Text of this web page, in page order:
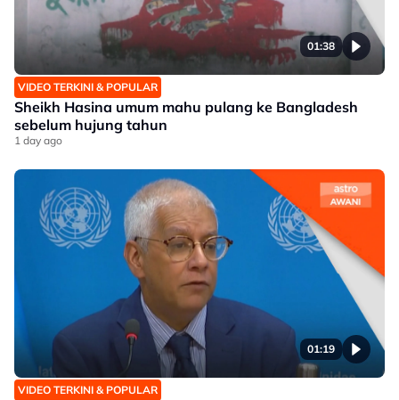
01:38
VIDEO TERKINI & POPULAR
Sheikh Hasina umum mahu pulang ke Bangladesh
sebelum hujung tahun
1 day ago
01:19
VIDEO TERKINI & POPULAR